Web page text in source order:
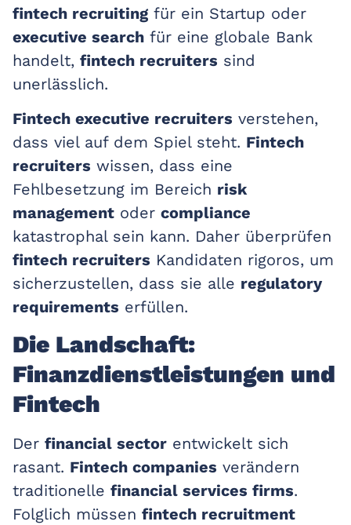
fintech recruiting für ein Startup oder
executive search für eine globale Bank
handelt, fintech recruiters sind
unerlässlich.
Fintech executive recruiters verstehen,
dass viel auf dem Spiel steht. Fintech
recruiters wissen, dass eine
Fehlbesetzung im Bereich risk
management oder compliance
katastrophal sein kann. Daher überprüfen
fintech recruiters Kandidaten rigoros, um
sicherzustellen, dass sie alle regulatory
requirements erfüllen.
Die Landschaft:
Finanzdienstleistungen und
Fintech
Der financial sector entwickelt sich
rasant. Fintech companies verändern
traditionelle financial services firms.
Folglich müssen fintech recruitment